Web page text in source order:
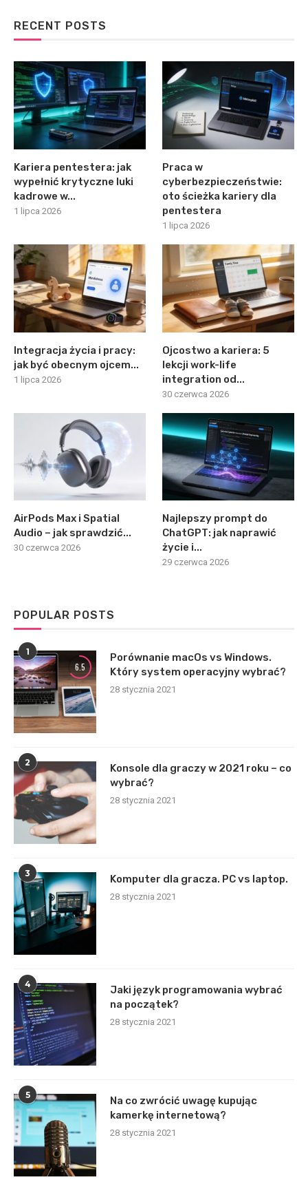
RECENT POSTS
Kariera pentestera: jak
wypełnić krytyczne luki
kadrowe w...
1 lipca 2026
Praca w
cyberbezpieczeństwie:
oto ścieżka kariery dla
pentestera
1 lipca 2026
Integracja życia i pracy:
jak być obecnym ojcem...
1 lipca 2026
Ojcostwo a kariera: 5
lekcji work-life
integration od...
30 czerwca 2026
AirPods Max i Spatial
Audio – jak sprawdzić...
30 czerwca 2026
Najlepszy prompt do
ChatGPT: jak naprawić
życie i...
29 czerwca 2026
POPULAR POSTS
1
6.5
Porównanie macOs vs Windows.
Który system operacyjny wybrać?
28 stycznia 2021
2
Konsole dla graczy w 2021 roku – co
wybrać?
28 stycznia 2021
3
Komputer dla gracza. PC vs laptop.
28 stycznia 2021
4
Jaki język programowania wybrać
na początek?
28 stycznia 2021
5
Na co zwrócić uwagę kupując
kamerkę internetową?
28 stycznia 2021